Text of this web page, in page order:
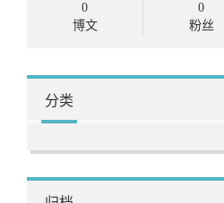
0
博文
0
粉丝
分类